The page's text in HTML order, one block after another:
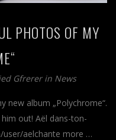
PHOTOS OF MY
Gfrerer in News
new album „Polychrome“.
out! Aël dans-ton-
aelchante more …